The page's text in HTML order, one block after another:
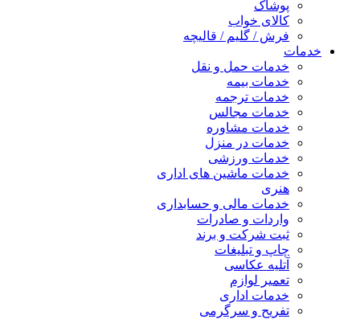
پوشاک
کالای خواب
فرش / گلیم / قالیچه
خدمات
خدمات حمل و نقل
خدمات بیمه
خدمات ترجمه
خدمات مجالس
خدمات مشاوره
خدمات در منزل
خدمات ورزشی
خدمات ماشین های اداری
هنری
خدمات مالی و حسابداری
واردات و صادرات
ثبت شرکت و برند
چاپ و تبلیغات
آتلیه عکاسی
تعمیر لوازم
خدمات اداری
تفریح و سرگرمی